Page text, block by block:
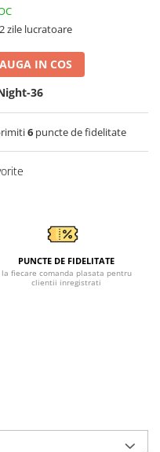
zile lucratoare
IN COS
36
6 puncte de fidelitate
PUNCTE DE FIDELITATE
la fiecare comanda plasata pentru
clientii inregistrati